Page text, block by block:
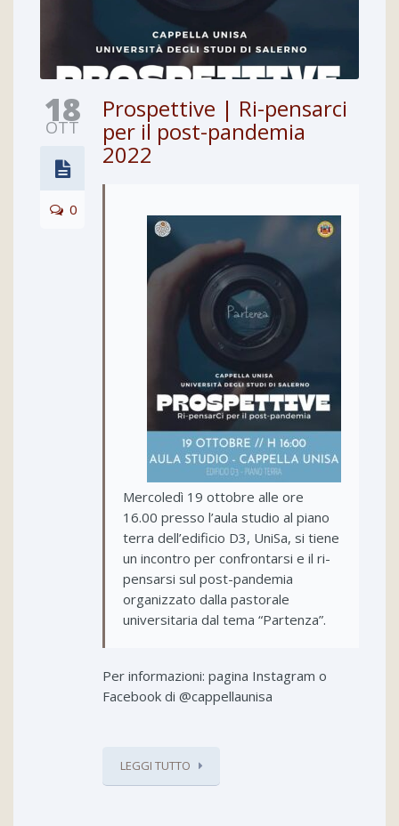
18
OTT
0
Prospettive | Ri-pensarci
per il post-pandemia
2022
Mercoledì 19 ottobre alle ore
16.00 presso l’aula studio al piano
terra dell’edificio D3, UniSa, si tiene
un incontro per confrontarsi e il ri-
pensarsi sul post-pandemia
organizzato dalla pastorale
universitaria dal tema “Partenza”.
Per informazioni: pagina Instagram o
Facebook di @cappellaunisa
LEGGI TUTTO